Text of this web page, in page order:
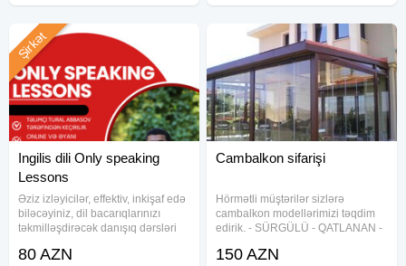
Ingilis dili Only speaking
Lessons
Əziz izləyicilər, effektiv, inkişaf edə
biləcəyiniz, dil bacarıqlarınızı
təkmilləşdirəcək danışıq dərsləri
yeni conversation klubu tam sizə
Şirkət
80 AZN
Cambalkon sifarişi
Hörmətli müştərilər sizlərə
cambalkon modellərimizi təqdim
edirik. - SÜRGÜLÜ - QATLANAN -
Türkiyənin keyfiyyətli materialı ilə
150 AZN